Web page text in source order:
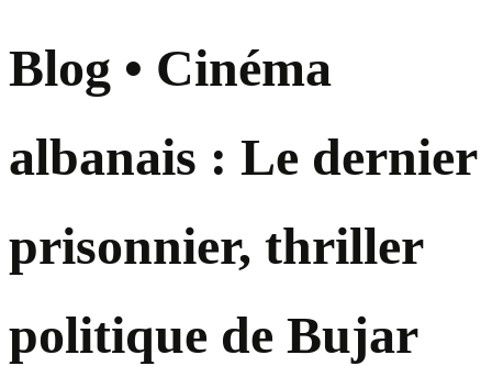
Blog • Cinéma
albanais : Le dernier
prisonnier, thriller
politique de Bujar